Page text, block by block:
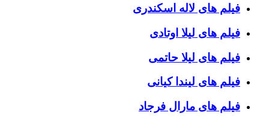
فیلم های لاله اسکندری
فیلم های لیلا اوتادی
فیلم های لیلا حاتمی
فیلم های لیندا کیانی
فیلم های مارال فرجاد